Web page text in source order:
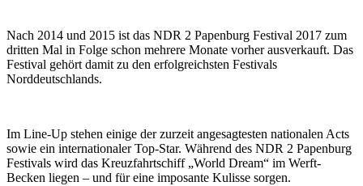
Nach 2014 und 2015 ist das NDR 2 Papenburg Festival 2017 zum
dritten Mal in Folge schon mehrere Monate vorher ausverkauft. Das
Festival gehört damit zu den erfolgreichsten Festivals
Norddeutschlands.
Im Line-Up stehen einige der zurzeit angesagtesten nationalen Acts
sowie ein internationaler Top-Star. Während des NDR 2 Papenburg
Festivals wird das Kreuzfahrtschiff „World Dream“ im Werft-
Becken liegen – und für eine imposante Kulisse sorgen.